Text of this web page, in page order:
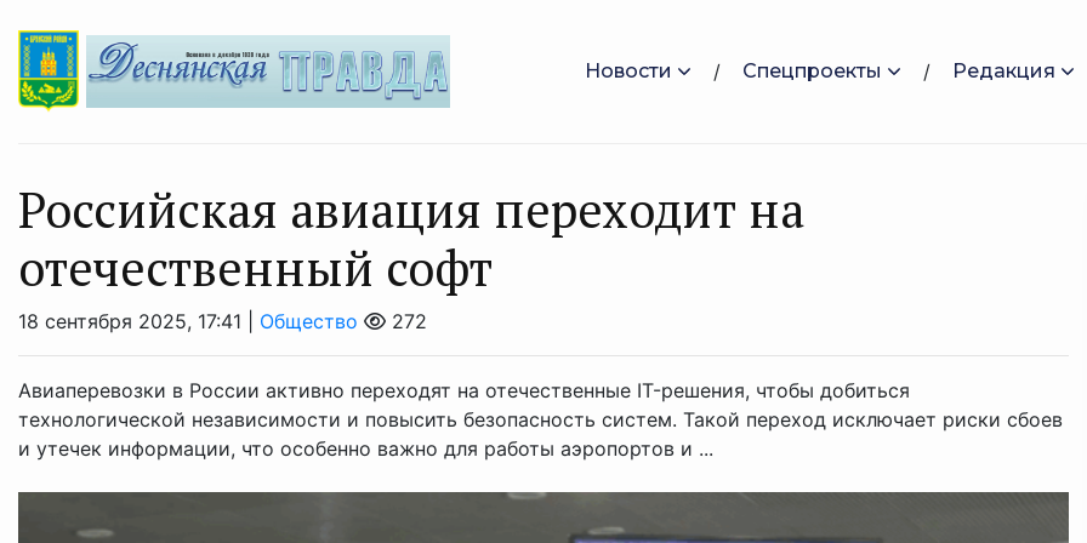
Новости Спецпроекты Редакция
Российская авиация переходит на
отечественный софт
18 сентября 2025, 17:41 | Общество 272
Авиаперевозки в России активно переходят на отечественные IT-решения, чтобы добиться
технологической независимости и повысить безопасность систем. Такой переход исключает риски сбоев
и утечек информации, что особенно важно для работы аэропортов и ...